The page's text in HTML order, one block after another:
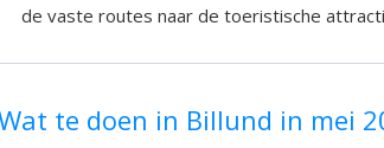
de vaste routes naar de toeristische
te doen in Billund in mei